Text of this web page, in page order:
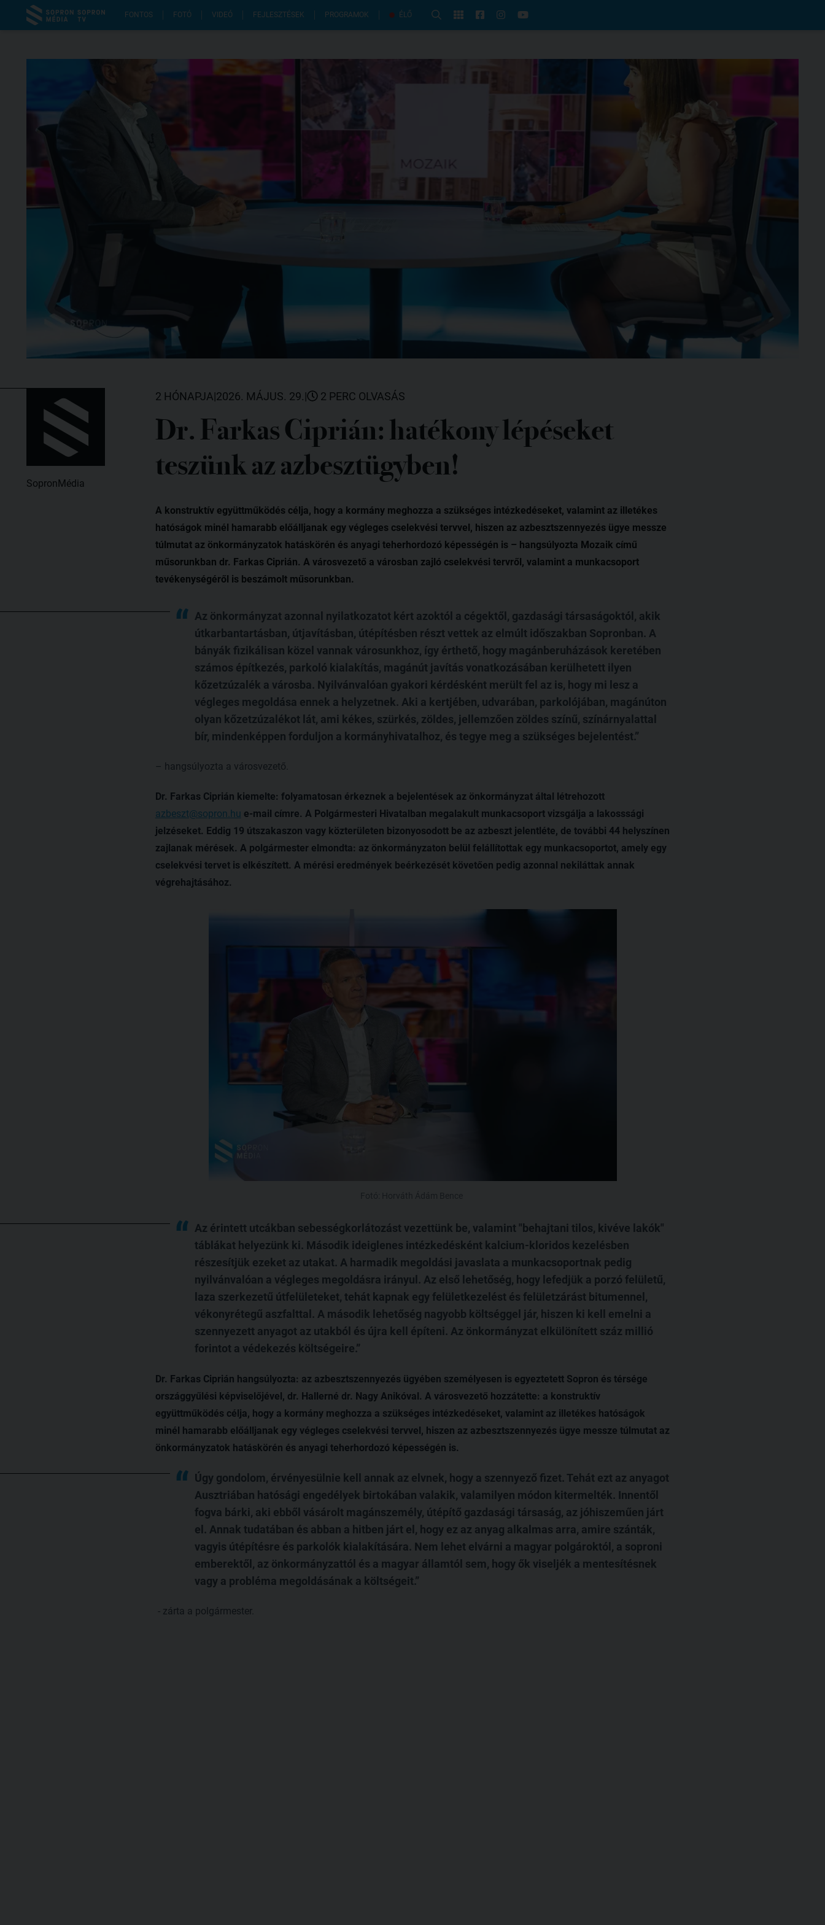
FONTOS FOTÓ VIDEÓ FEJLESZTÉSEK PROGRAMOK ÉLŐ
SopronMédia
2 HÓNAPJA|2026. MÁJUS. 29.| 2 PERC OLVASÁS
Dr. Farkas Ciprián: hatékony lépéseket
teszünk az azbesztügyben!
A konstruktív együttműködés célja, hogy a kormány meghozza a szükséges intézkedéseket, valamint az illetékes
hatóságok minél hamarabb előálljanak egy végleges cselekvési tervvel, hiszen az azbesztszennyezés ügye messze
túlmutat az önkormányzatok hatáskörén és anyagi teherhordozó képességén is – hangsúlyozta Mozaik című
műsorunkban dr. Farkas Ciprián. A városvezető a városban zajló cselekvési tervről, valamint a munkacsoport
tevékenységéről is beszámolt műsorunkban.
Az önkormányzat azonnal nyilatkozatot kért azoktól a cégektől, gazdasági társaságoktól, akik
útkarbantartásban, útjavításban, útépítésben részt vettek az elmúlt időszakban Sopronban. A
bányák fizikálisan közel vannak városunkhoz, így érthető, hogy magánberuházások keretében
számos építkezés, parkoló kialakítás, magánút javítás vonatkozásában kerülhetett ilyen
kőzetzúzalék a városba. Nyilvánvalóan gyakori kérdésként merült fel az is, hogy mi lesz a
végleges megoldása ennek a helyzetnek. Aki a kertjében, udvarában, parkolójában, magánúton
olyan kőzetzúzalékot lát, ami kékes, szürkés, zöldes, jellemzően zöldes színű, színárnyalattal
bír, mindenképpen forduljon a kormányhivatalhoz, és tegye meg a szükséges bejelentést.
– hangsúlyozta a városvezető.
Dr. Farkas Ciprián kiemelte: folyamatosan érkeznek a bejelentések az önkormányzat által létrehozott
azbeszt@sopron.hu e-mail címre. A Polgármesteri Hivatalban megalakult munkacsoport vizsgálja a lakosssági
jelzéseket. Eddig 19 útszakaszon vagy közterületen bizonyosodott be az azbeszt jelentléte, de további 44 helyszínen
zajlanak mérések. A polgármester elmondta: az önkormányzaton belül felállítottak egy munkacsoportot, amely egy
cselekvési tervet is elkészített. A mérési eredmények beérkezését követően pedig azonnal nekiláttak annak
végrehajtásához.
Az érintett utcákban sebességkorlátozást vezettünk be, valamint "behajtani tilos, kivéve lakók"
táblákat helyezünk ki. Második ideiglenes intézkedésként kalcium-kloridos kezelésben
részesítjük ezeket az utakat. A harmadik megoldási javaslata a munkacsoportnak pedig
nyilvánvalóan a végleges megoldásra irányul. Az első lehetőség, hogy lefedjük a porzó felületű,
laza szerkezetű útfelületeket, tehát kapnak egy felületkezelést és felületzárást bitumennel,
vékonyrétegű aszfalttal. A második lehetőség nagyobb költséggel jár, hiszen ki kell emelni a
szennyezett anyagot az utakból és újra kell építeni. Az önkormányzat elkülönített száz millió
forintot a védekezés költségeire.
Dr. Farkas Ciprián hangsúlyozta: az azbesztszennyezés ügyében személyesen is egyeztetett Sopron és térsége
országgyűlési képviselőjével, dr. Hallerné dr. Nagy Anikóval. A városvezető hozzátette: a konstruktív
együttműködés célja, hogy a kormány meghozza a szükséges intézkedéseket, valamint az illetékes hatóságok
minél hamarabb előálljanak egy végleges cselekvési tervvel, hiszen az azbesztszennyezés ügye messze túlmutat az
önkormányzatok hatáskörén és anyagi teherhordozó képességén is.
Úgy gondolom, érvényesülnie kell annak az elvnek, hogy a szennyező fizet. Tehát ezt az anyagot
Ausztriában hatósági engedélyek birtokában valakik, valamilyen módon kitermelték. Innentől
fogva bárki, aki ebből vásárolt magánszemély, útépítő gazdasági társaság, az jóhiszeműen járt
el. Annak tudatában és abban a hitben járt el, hogy ez az anyag alkalmas arra, amire szánták,
vagyis útépítésre és parkolók kialakítására. Nem lehet elvárni a magyar polgároktól, a soproni
emberektől, az önkormányzattól és a magyar államtól sem, hogy ők viseljék a mentesítésnek
vagy a probléma megoldásának a költségeit.
- zárta a polgármester.